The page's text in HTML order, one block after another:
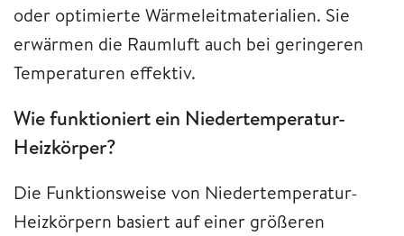
oder optimierte Wärmeleitmaterialien. Sie
erwärmen die Raumluft auch bei geringeren
Temperaturen effektiv.
Wie funktioniert ein Niedertemperatur-
Heizkörper?
Die Funktionsweise von Niedertemperatur-
Heizkörpern basiert auf einer größeren